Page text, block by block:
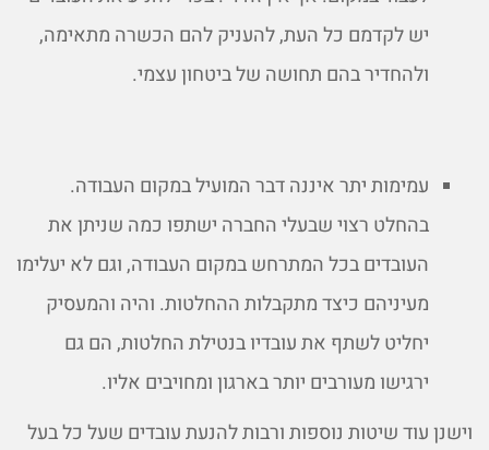
יש לקדמם כל העת, להעניק להם הכשרה מתאימה,
ולהחדיר בהם תחושה של ביטחון עצמי.
עמימות יתר איננה דבר המועיל במקום העבודה.
בהחלט רצוי שבעלי החברה ישתפו כמה שניתן את
העובדים בכל המתרחש במקום העבודה, וגם לא יעלימו
מעיניהם כיצד מתקבלות ההחלטות. והיה והמעסיק
יחליט לשתף את עובדיו בנטילת החלטות, הם גם
ירגישו מעורבים יותר בארגון ומחויבים אליו.
וישנן עוד שיטות נוספות ורבות להנעת עובדים שעל כל בעל